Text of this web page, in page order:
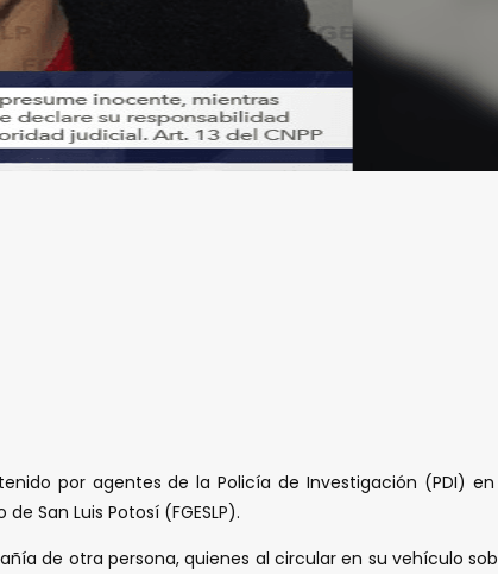
por agentes de la Policía de Investigación (PDI)
San Luis Potosí (FGESLP).
de otra persona, quienes al circular en su vehículo